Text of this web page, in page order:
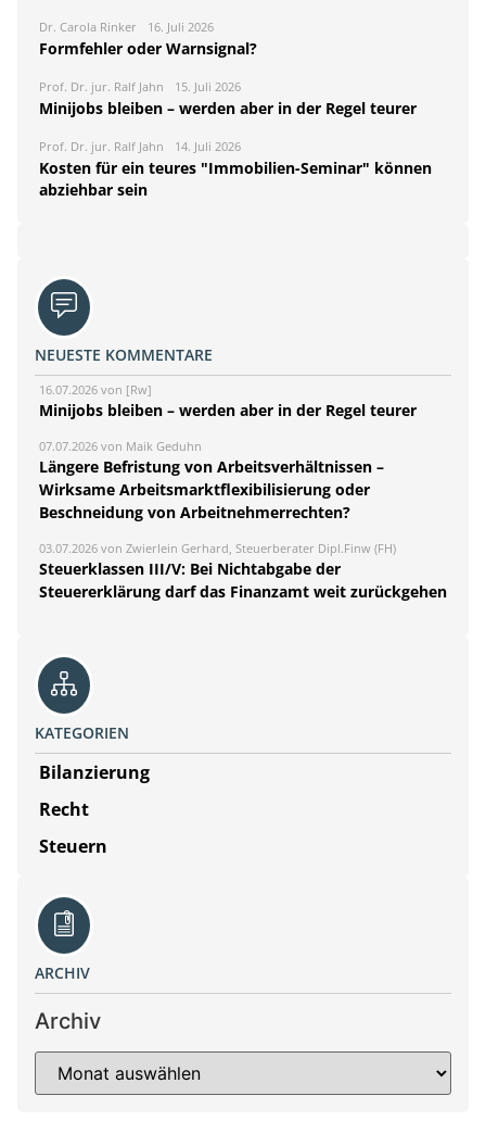
Dr. Carola Rinker 16. Juli 2026
Formfehler oder Warnsignal?
Prof. Dr. jur. Ralf Jahn 15. Juli 2026
Minijobs bleiben – werden aber in der Regel teurer
Prof. Dr. jur. Ralf Jahn 14. Juli 2026
Kosten für ein teures "Immobilien-Seminar" können
abziehbar sein
NEUESTE KOMMENTARE
16.07.2026 von [Rw]
Minijobs bleiben – werden aber in der Regel teurer
07.07.2026 von Maik Geduhn
Längere Befristung von Arbeitsverhältnissen –
Wirksame Arbeitsmarktflexibilisierung oder
Beschneidung von Arbeitnehmerrechten?
03.07.2026 von Zwierlein Gerhard, Steuerberater Dipl.Finw (FH)
Steuerklassen III/V: Bei Nichtabgabe der
Steuererklärung darf das Finanzamt weit zurückgehen
KATEGORIEN
Bilanzierung
Recht
Steuern
ARCHIV
Archiv